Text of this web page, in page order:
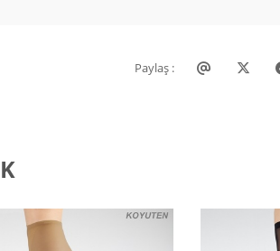
Paylaş :